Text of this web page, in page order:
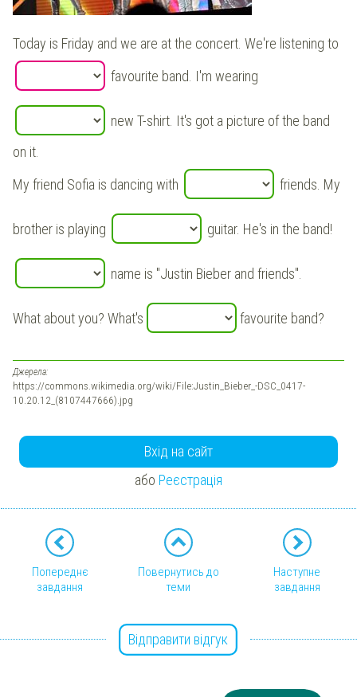
Today is Friday and we are at the concert. We're listening to
favourite band. I'm wearing
newT-shirt. It's got a picture of the band
on it.
My friend Sofia is dancing with friends. My
brother is playing guitar. He's in the band!
name is "Justin Bieber and friends"
What about you? What's favourite band?
Джерела:
https://commons.wikimedia.org/wiki/File:Justin_Bieber_-DSC_0417-
10.20.12_(8107447666).jpg
Вхід на сайт
або Реєстрація
Попереднє
завдання
Повернутись до
теми
Наступне
завдання
Відправити відгук